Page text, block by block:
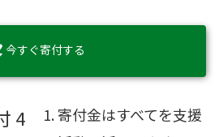
今すぐ寄付する
4
寄付金はすべてを支援